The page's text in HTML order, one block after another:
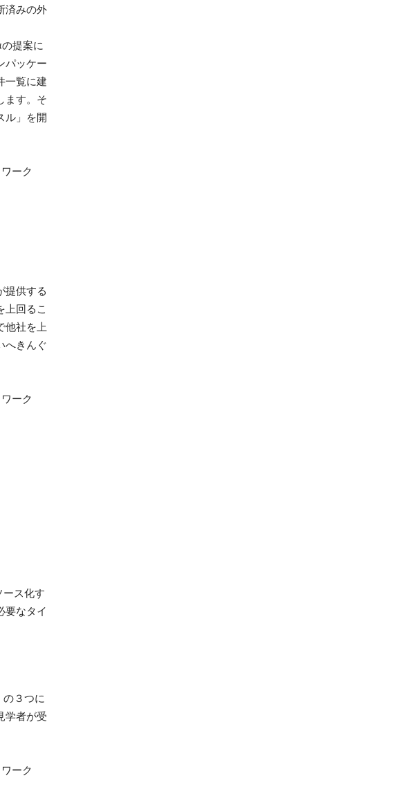
済みの外
提案に
パッケー
一覧に建
ます。そ
ル」を開
提供する
上回るこ
他社を上
へきんぐ
ス化す
要なタイ
３つに
学者が受